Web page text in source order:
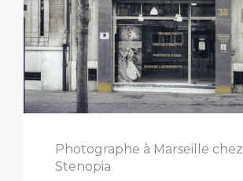
Photographe à Marseille chez
Stenopia